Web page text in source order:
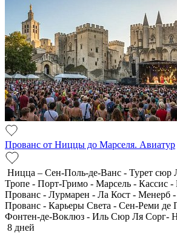
Прованс от Ниццы до Марселя. Авиатур
Ницца – Сен-Поль-де-Ванс - Турет
Тропе - Порт-Гримо - Марсель - Кассис
Прованс - Лурмарен - Ла Кост - Менерб
Прованс - Карьеры Света - Сен-Реми де
Фонтен-де-Воклюз - Иль Сюр Ля Сорг-
8 дней